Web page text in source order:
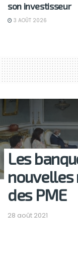
son investisseur
3 AOÛT 2026
Les
nouvelles
des PME
28 août 2021